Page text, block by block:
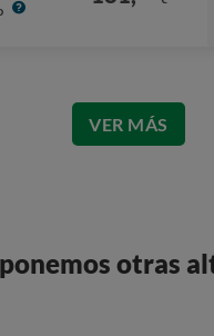
VER MÁS
otras